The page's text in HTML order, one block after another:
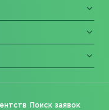
Поиск заявок